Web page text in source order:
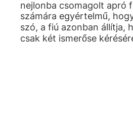
nejlonba csomagolt apró
számára egyértelmű,
szó, a fiú azonban állítja,
csak két ismerőse